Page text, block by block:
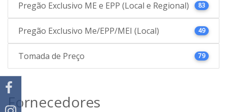
Pregão Exclusivo ME e EPP (Local e Regional) 83
Pregão Exclusivo Me/EPP/MEI (Local) 49
Tomada de Preço 79
Fornecedores